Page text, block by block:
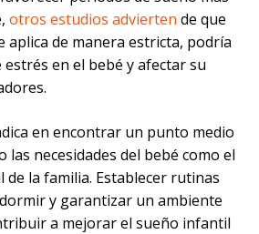
otros estudios advierten de que
aplica de manera estricta, podría
en el bebé y afectar su
en encontrar un punto medio
necesidades del bebé como el
de la familia. Establecer rutinas
y garantizar un ambiente
a mejorar el sueño infantil